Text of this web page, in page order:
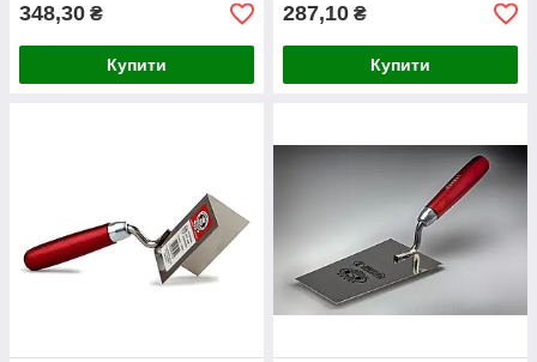
348,30 ₴
Купити
287,10 ₴
Купити